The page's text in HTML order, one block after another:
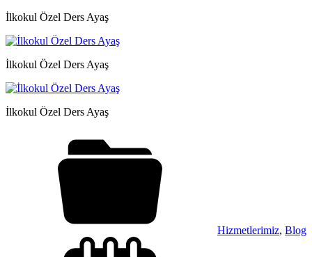
İlkokul Özel Ders Ayaş
İlkokul Özel Ders Ayaş
İlkokul Özel Ders Ayaş
Hizmetlerimiz, Blog